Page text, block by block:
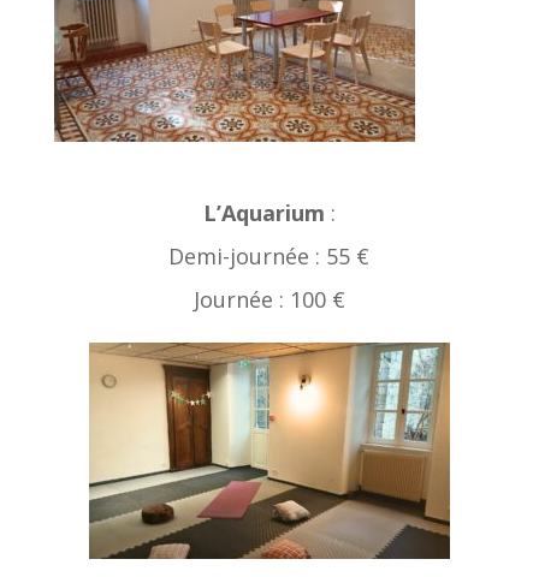
L’Aquarium :
Demi-journée : 55 €
Journée : 100 €